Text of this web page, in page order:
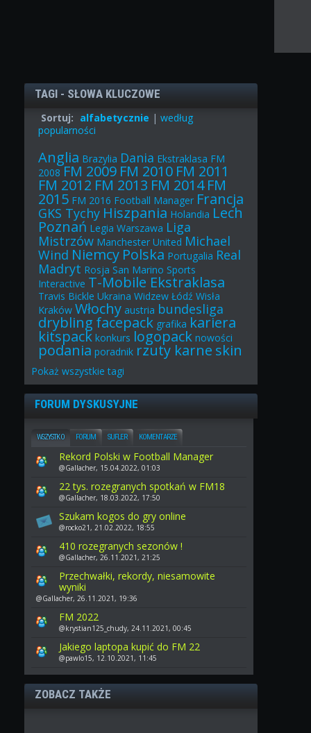
TAGI - SŁOWA KLUCZOWE
Sortuj: alfabetycznie | według
popularności
Anglia Brazylia Dania Ekstraklasa FM
2008 FM 2009 FM 2010 FM 2011
FM 2012 FM 2013 FM 2014 FM
2015 FM 2016 Football Manager Francja
GKS Tychy Hiszpania Holandia Lech
Poznań Legia Warszawa Liga
Mistrzów Manchester United Michael
Wind Niemcy Polska Portugalia Real
Madryt Rosja San Marino Sports
Interactive T-Mobile Ekstraklasa
Travis Bickle Ukraina Widzew Łódź Wisła
Kraków Włochy austria bundesliga
drybling facepack grafika kariera
kitspack konkurs logopack nowości
podania poradnik rzuty karne skin
Pokaż wszystkie tagi
FORUM DYSKUSYJNE
WSZYSTKO FORUM SUFLER KOMENTARZE
Rekord Polski w Football Manager
@Gallacher, 15.04.2022, 01:03
22 tys. rozegranych spotkań w FM18
@Gallacher, 18.03.2022, 17:50
Szukam kogos do gry online
@rocko21, 21.02.2022, 18:55
410 rozegranych sezonów !
@Gallacher, 26.11.2021, 21:25
Przechwałki, rekordy, niesamowite
wyniki
@Gallacher, 26.11.2021, 19:36
FM 2022
@krystian125_chudy, 24.11.2021, 00:45
Jakiego laptopa kupić do FM 22
@pawlo15, 12.10.2021, 11:45
ZOBACZ TAKŻE